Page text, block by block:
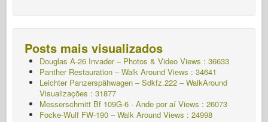
Posts mais visualizados
Douglas A-26 Invader – Photos & Video Views : 36633
Panther Restauration – Walk Around Views : 34641
Leichter Panzerspähwagen – Sdkfz.222 – WalkAround
Visualizações : 31877
Messerschmitt Bf 109G-6 - Ande por aí Views : 26073
Focke-Wulf FW-190 – Walk Around Views : 24998